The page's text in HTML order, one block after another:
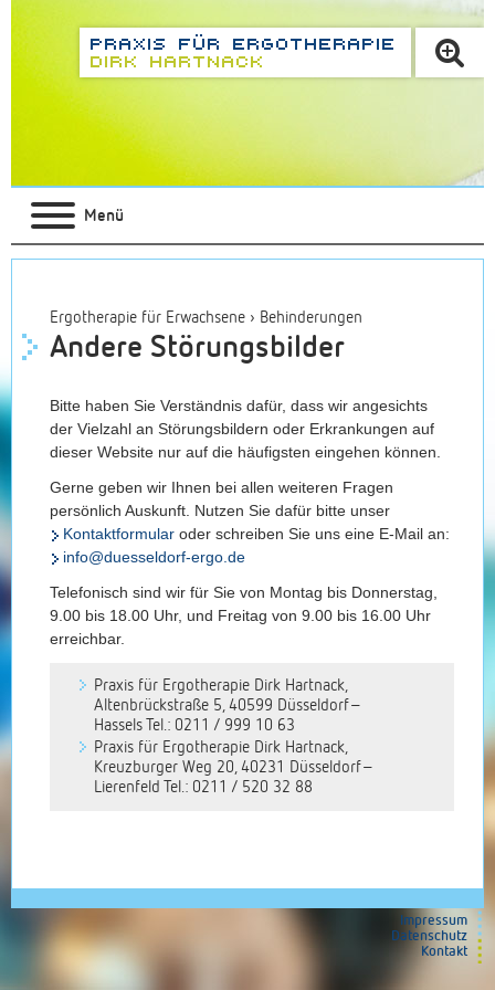
Menü
Ergotherapie für Erwachsene › Behinderungen
Andere Störungsbilder
Bitte haben Sie Verständnis dafür, dass wir angesichts
der Vielzahl an Störungsbildern oder Erkrankungen auf
dieser Website nur auf die häufigsten eingehen können.
Gerne geben wir Ihnen bei allen weiteren Fragen
persönlich Auskunft. Nutzen Sie dafür bitte unser
Kontaktformular oder schreiben Sie uns eine E-Mail an:
info@duesseldorf-ergo.de
Telefonisch sind wir für Sie von Montag bis Donnerstag,
9.00 bis 18.00 Uhr, und Freitag von 9.00 bis 16.00 Uhr
erreichbar.
Praxis für Ergotherapie Dirk Hartnack,
Altenbrückstraße 5, 40599 Düsseldorf–
Hassels Tel.: 0211 / 999 10 63
Praxis für Ergotherapie Dirk Hartnack,
Kreuzburger Weg 20, 40231 Düsseldorf–
Lierenfeld Tel.: 0211 / 520 32 88
Impressum
Datenschutz
Kontakt